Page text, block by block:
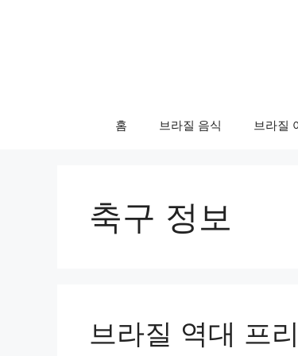
홈 브라질 음식 브라질
축구 정보
브라질 역대 프